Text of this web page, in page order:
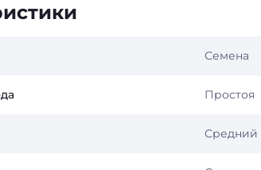
Семена
Простоя
Средний